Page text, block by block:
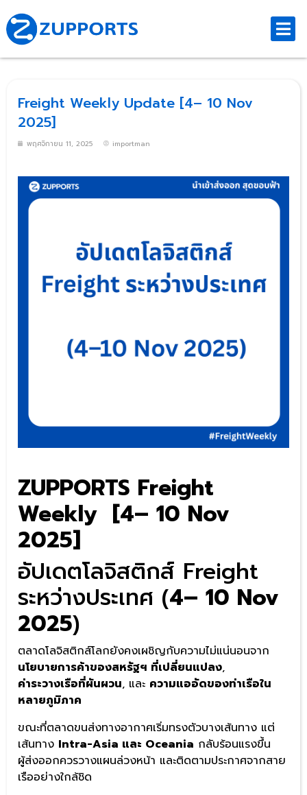
Freight Weekly Update [4– 10 Nov
2025]
พฤศจิกายน 11, 2025 importman
ZUPPORTS Freight
Weekly [4– 10 Nov
2025]
อัปเดตโลจิสติกส์ Freight
ระหว่างประเทศ (4– 10 Nov
2025)
ตลาดโลจิสติกส์โลกยังคงเผชิญกับความไม่แน่นอนจาก
นโยบายการค้าของสหรัฐฯ ที่เปลี่ยนแปลง,
ค่าระวางเรือที่ผันผวน, และ ความแออัดของท่าเรือใน
หลายภูมิภาค
ขณะที่ตลาดขนส่งทางอากาศเริ่มทรงตัวบางเส้นทาง แต่
เส้นทาง Intra-Asia และ Oceania กลับร้อนแรงขึ้น
ผู้ส่งออกควรวางแผนล่วงหน้า และติดตามประกาศจากสาย
เรืออย่างใกล้ชิด